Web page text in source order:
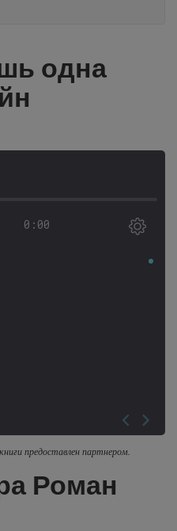
одна
0:00
предоставлен партнером.
Роман